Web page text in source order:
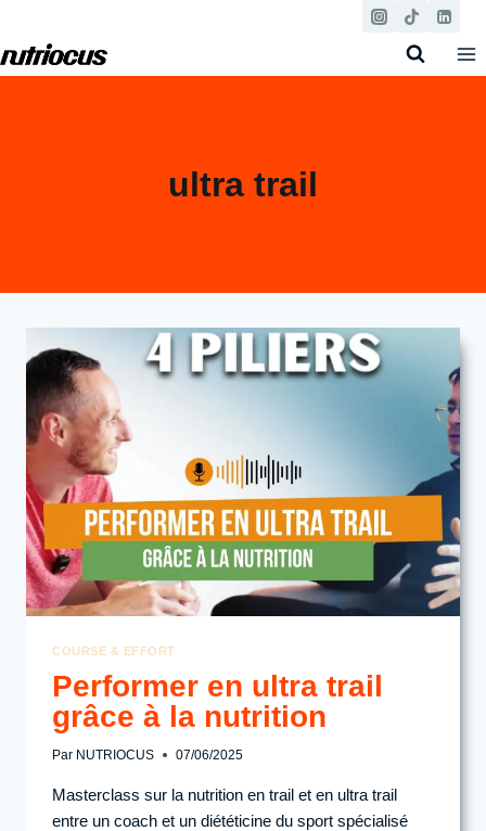
contenu
ultra trail
COURSE & EFFORT
Performer en ultra trail
grâce à la nutrition
Par NUTRIOCUS 07/06/2025
Masterclass sur la nutrition en trail et en ultra trail
entre un coach et un diététicine du sport spécialisé